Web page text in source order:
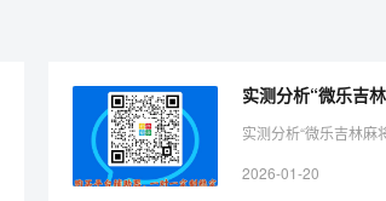
2026-01-20